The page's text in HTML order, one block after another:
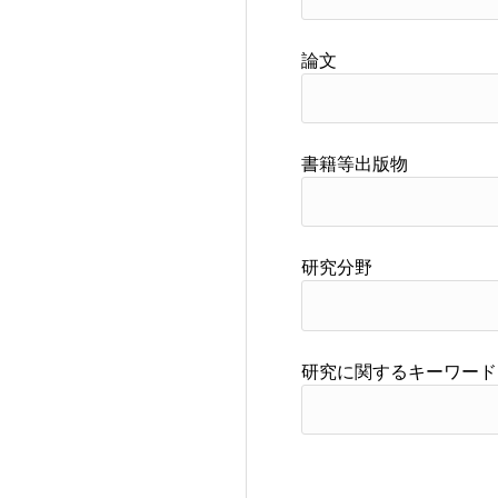
論文
書籍等出版物
研究分野
研究に関するキーワード